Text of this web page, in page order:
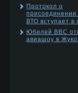
Протокол о
присоединении
ВТО вступает в
Юбилей ВВС
авиашоу в